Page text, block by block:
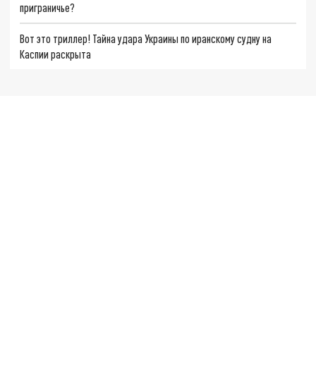
приграничье?
Вот это триллер! Тайна удара Украины по иранскому судну на
Каспии раскрыта